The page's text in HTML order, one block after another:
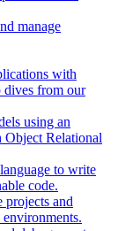
manage
with
dives from our
using an
Object Relational
to write
code.
projects and